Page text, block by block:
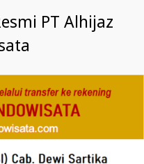
PT Alhijaz